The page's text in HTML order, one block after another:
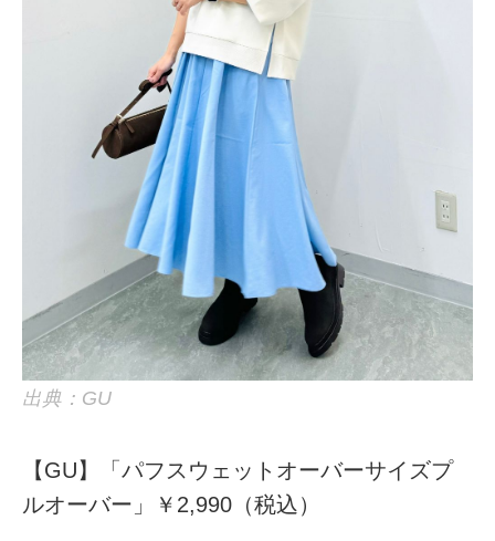
出典：GU
【GU】「パフスウェットオーバーサイズプ
ルオーバー」￥2,990（税込）